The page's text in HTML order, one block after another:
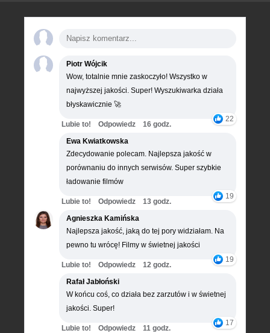
Piotr Wójcik
Wow, totalnie mnie zaskoczyło! Wszystko w
najwyższej jakości. Super! Wyszukiwarka działa
błyskawicznie 🚀
22
Lubie to! Odpowiedz
16 godz.
Ewa Kwiatkowska
Zdecydowanie polecam. Najlepsza jakość w
porównaniu do innych serwisów. Super szybkie
ładowanie filmów
19
Lubie to! Odpowiedz
13 godz.
Agnieszka Kamińska
Najlepsza jakość, jaką do tej pory widziałam. Na
pewno tu wrócę! Filmy w świetnej jakości
19
Lubie to! Odpowiedz
12 godz.
Rafał Jabłoński
W końcu coś, co działa bez zarzutów i w świetnej
jakości. Super!
17
Lubie to! Odpowiedz
11 godz.